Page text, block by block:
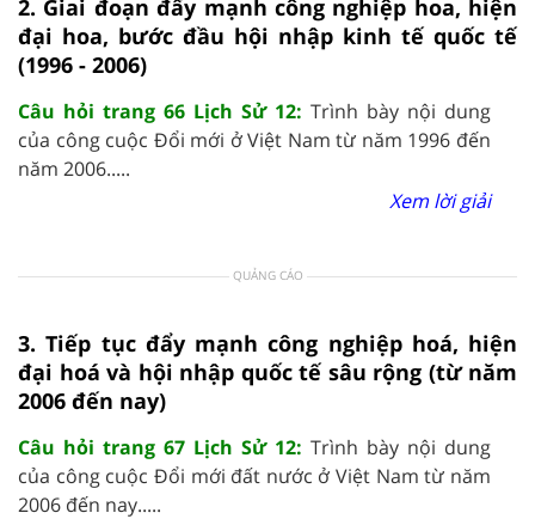
2. Giai đoạn đẩy mạnh công nghiệp hoa, hiện
đại hoa, bước đầu hội nhập kinh tế quốc tế
(1996 - 2006)
Câu hỏi trang 66 Lịch Sử 12: Trình bày nội dung
của công cuộc Đổi mới ở Việt Nam từ năm 1996 đến
năm 2006.....
Xem lời giải
QUẢNG CÁO
3. Tiếp tục đẩy mạnh công nghiệp hoá, hiện
đại hoá và hội nhập quốc tế sâu rộng (từ năm
2006 đến nay)
Câu hỏi trang 67 Lịch Sử 12: Trình bày nội dung
của công cuộc Đổi mới đất nước ở Việt Nam từ năm
2006 đến nay.....